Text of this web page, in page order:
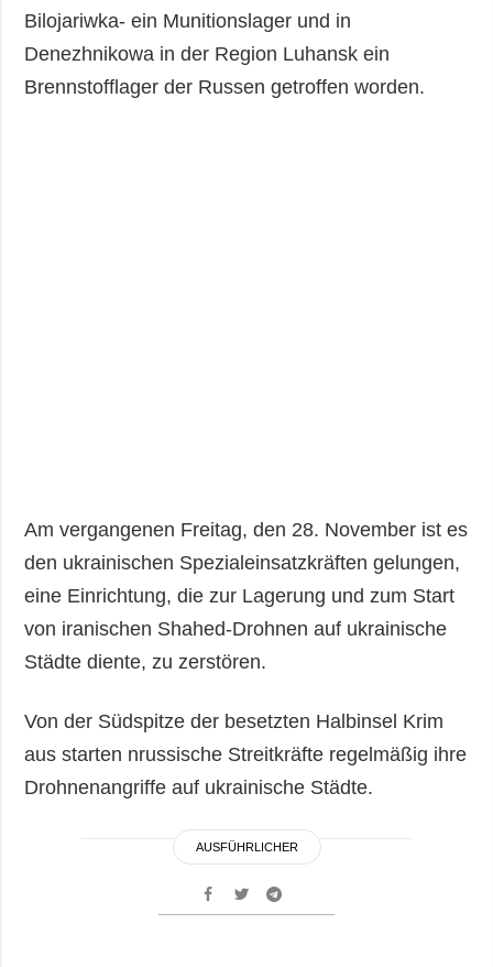
Bilojariwka- ein Munitionslager und in
Denezhnikowa in der Region Luhansk ein
Brennstofflager der Russen getroffen worden.
Am vergangenen Freitag, den 28. November ist es
den ukrainischen Spezialeinsatzkräften gelungen,
eine Einrichtung, die zur Lagerung und zum Start
von iranischen Shahed-Drohnen auf ukrainische
Städte diente, zu zerstören.
Von der Südspitze der besetzten Halbinsel Krim
aus starten nrussische Streitkräfte regelmäßig ihre
Drohnenangriffe auf ukrainische Städte.
AUSFÜHRLICHER